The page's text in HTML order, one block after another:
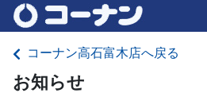
コーナン高石富木店へ戻る
お知らせ